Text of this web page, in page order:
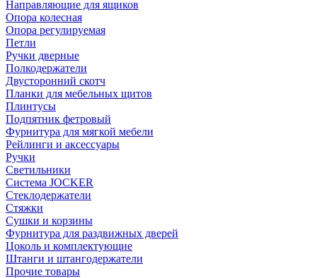
Направляющие для ящиков
Опора колесная
Опора регулируемая
Петли
Ручки дверные
Полкодержатели
Двусторонний скотч
Планки для мебельных щитов
Плинтусы
Подпятник фетровый
Фурнитура для мягкой мебели
Рейлинги и аксессуары
Ручки
Светильники
Система JOCKER
Стеклодержатели
Стяжки
Сушки и корзины
Фурнитура для раздвижных дверей
Цоколь и комплектующие
Штанги и штангодержатели
Прочие товары